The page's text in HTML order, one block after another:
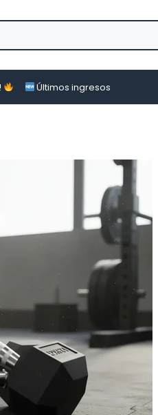
Últimos ingresos